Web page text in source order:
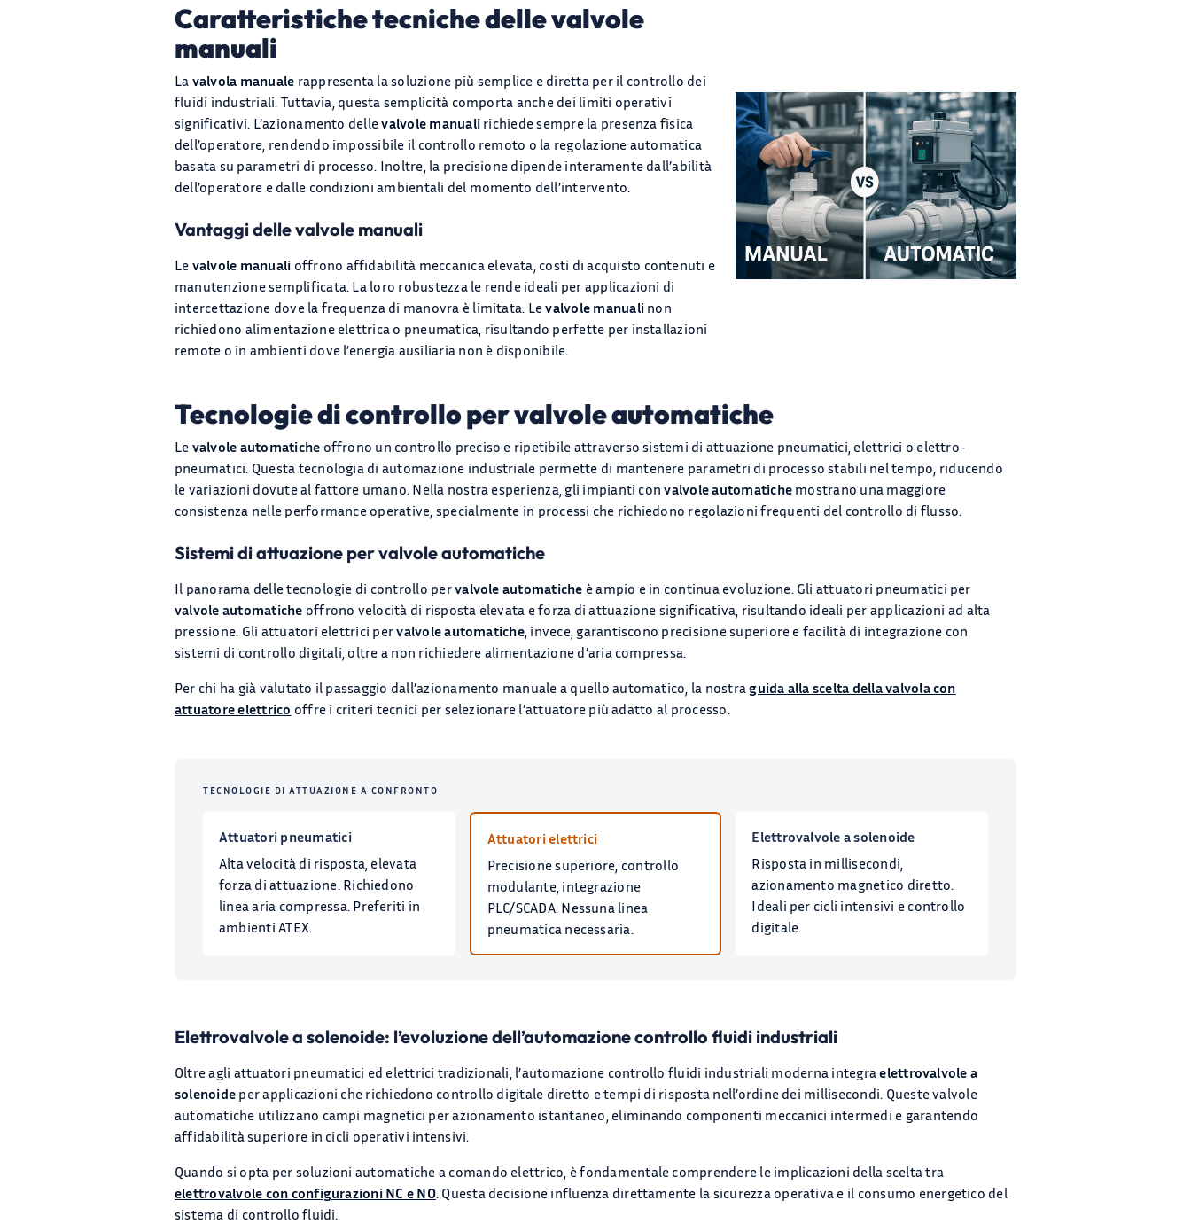
Caratteristiche tecniche delle valvole
manuali
La valvola manuale rappresenta la soluzione più semplice e diretta per il controllo dei
fluidi industriali. Tuttavia, questa semplicità comporta anche dei limiti operativi
significativi. L’azionamento dellevalvole manuali richiede sempre la presenza fisica
dell’operatore, rendendo impossibile il controllo remoto o la regolazione automatica
basata su parametri di processo. Inoltre, la precisione dipende interamente dall’abilità
dell’operatore e dalle condizioni ambientali del momento dell’intervento.
Vantaggi delle valvole manuali
Le valvole manuali offrono affidabilità meccanica elevata, costi di acquisto contenuti e
manutenzione semplificata. La loro robustezza le rende ideali per applicazioni di
intercettazione dove la frequenza di manovra è limitata. Levalvole manuali non
richiedono alimentazione elettrica o pneumatica, risultando perfette per installazioni
remote o in ambienti dove l’energia ausiliaria non è disponibile.
Tecnologie di controllo per valvole automatiche
Le valvole automatiche offrono un controllo preciso e ripetibile attraverso sistemi di attuazione pneumatici, elettrici o elettro-
pneumatici. Questa tecnologia di automazione industriale permette di mantenere parametri di processo stabili nel tempo, riducendo
le variazioni dovute al fattore umano. Nella nostra esperienza, gli impianti convalvole automatiche mostrano una maggiore
consistenza nelle performance operative, specialmente in processi che richiedono regolazioni frequenti del controllo di flusso.
Sistemi di attuazione per valvole automatiche
Il panorama delle tecnologie di controllo pervalvole automatiche è ampio e in continua evoluzione. Gli attuatori pneumatici per
valvole automatiche offrono velocità di risposta elevata e forza di attuazione significativa, risultando ideali per applicazioni ad alta
pressione. Gli attuatori elettrici pervalvole automatiche, invece, garantiscono precisione superiore e facilità di integrazione con
sistemi di controllo digitali, oltre a non richiedere alimentazione d’aria compressa.
Per chi ha già valutato il passaggio dall’azionamento manuale a quello automatico, la nostraguida alla scelta della valvola con
attuatore elettrico offre i criteri tecnici per selezionare l’attuatore più adatto al processo.
TECNOLOGIE DI ATTUAZIONE A CONFRONTO
Attuatori pneumatici
Alta velocità di risposta, elevata
forza di attuazione. Richiedono
linea aria compressa. Preferiti in
ambienti ATEX.
Attuatori elettrici
Precisione superiore, controllo
modulante, integrazione
PLC/SCADA. Nessuna linea
pneumatica necessaria.
Elettrovalvole a solenoide
Risposta in millisecondi,
azionamento magnetico diretto.
Ideali per cicli intensivi e controllo
digitale.
Elettrovalvole a solenoide: l’evoluzione dell’automazione controllo fluidi industriali
Oltre agli attuatori pneumatici ed elettrici tradizionali, l’automazione controllo fluidi industriali moderna integraelettrovalvole a
solenoide per applicazioni che richiedono controllo digitale diretto e tempi di risposta nell’ordine dei millisecondi. Queste valvole
automatiche utilizzano campi magnetici per azionamento istantaneo, eliminando componenti meccanici intermedi e garantendo
affidabilità superiore in cicli operativi intensivi.
Quando si opta per soluzioni automatiche a comando elettrico, è fondamentale comprendere le implicazioni della scelta tra
elettrovalvole con configurazioni NC e NO. Questa decisione influenza direttamente la sicurezza operativa e il consumo energetico del
sistema di controllo fluidi.